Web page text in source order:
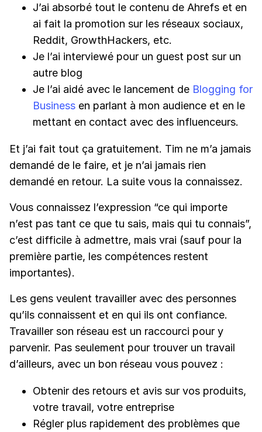
J’ai absorbé tout le contenu de Ahrefs et en
ai fait la promotion sur les réseaux sociaux,
Reddit, GrowthHackers, etc.
Je l’ai interviewé pour un guest post sur un
autre blog
Je l’ai aidé avec le lancement de Blogging for
Business en parlant à mon audience et en le
mettant en contact avec des influenceurs.
Et j’ai fait tout ça gratuitement. Tim ne m’a jamais
demandé de le faire, et je n’ai jamais rien
demandé en retour. La suite vous la connaissez.
Vous connaissez l’expression “ce qui importe
n’est pas tant ce que tu sais, mais qui tu connais”,
c’est difficile à admettre, mais vrai (sauf pour la
première partie, les compétences restent
importantes).
Les gens veulent travailler avec des personnes
qu’ils connaissent et en qui ils ont confiance.
Travailler son réseau est un raccourci pour y
parvenir. Pas seulement pour trouver un travail
d’ailleurs, avec un bon réseau vous pouvez :
Obtenir des retours et avis sur vos produits,
votre travail, votre entreprise
Régler plus rapidement des problèmes que